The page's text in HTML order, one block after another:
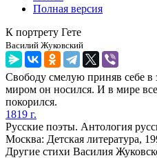
Полная версия
К портрету Гете
Василий Жуковский
Свободу смелую приняв себе
миром он носился. И в мире
покорился.
1819 г.
Русские поэты. Антология
Москва: Детская литература,
Другие стихи Василия